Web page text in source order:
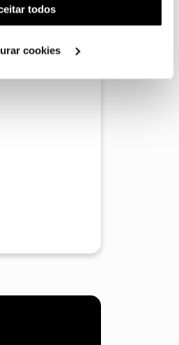
Pode gerir a
em "Configurar
todos
cookies
de julho